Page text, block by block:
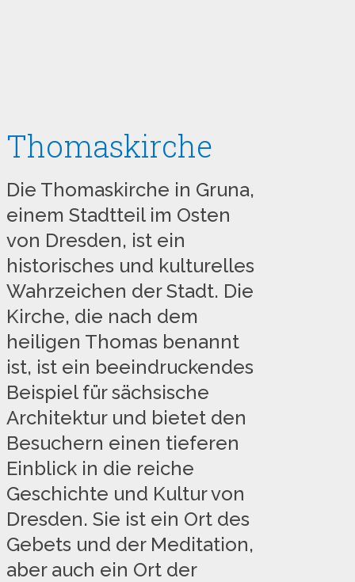
Thomaskirche
Die Thomaskirche in Gruna,
einem Stadtteil im Osten
von Dresden, ist ein
historisches und kulturelles
Wahrzeichen der Stadt. Die
Kirche, die nach dem
heiligen Thomas benannt
ist, ist ein beeindruckendes
Beispiel für sächsische
Architektur und bietet den
Besuchern einen tieferen
Einblick in die reiche
Geschichte und Kultur von
Dresden. Sie ist ein Ort des
Gebets und der Meditation,
aber auch ein Ort der